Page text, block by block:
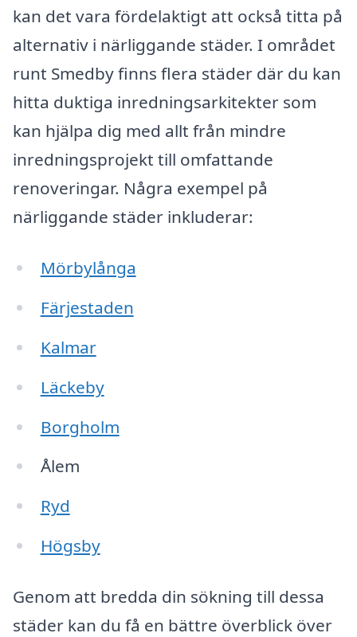
kan det vara fördelaktigt att också titta på
alternativ i närliggande städer. I området
runt Smedby finns flera städer där du kan
hitta duktiga inredningsarkitekter som
kan hjälpa dig med allt från mindre
inredningsprojekt till omfattande
renoveringar. Några exempel på
närliggande städer inkluderar:
Mörbylånga
Färjestaden
Kalmar
Läckeby
Borgholm
Ålem
Ryd
Högsby
Genom att bredda din sökning till dessa
städer kan du få en bättre överblick över